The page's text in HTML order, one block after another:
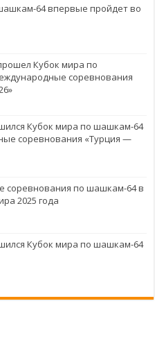
64 впервые пройдет во
Кубок мира по
соревнования
Кубок мира по шашкам-64
соревнования «Турция —
соревнования по шашкам-64 в
2025 года
Кубок мира по шашкам-64